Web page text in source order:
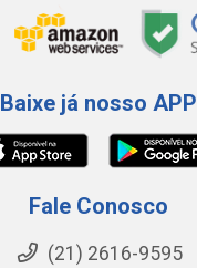
Baixe já nosso APP
Fale Conosco
(21) 2616-9595